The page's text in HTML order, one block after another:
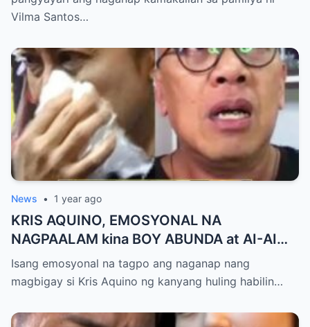
Milestone ng Anak! Netizens Kinilig at Na-
Vilma Santos…
News • 1 year ago
KRIS AQUINO, EMOSYONAL NA
NAGPAALAM kina BOY ABUNDA at AI-AI
DELAS ALAS! Huling Habilin ng Queen of
All Media, NAGPAIYAK sa Buong Bayan —
Pagpapatawad, Isiniwalat na!
Isang emosyonal na tagpo ang naganap nang
magbigay si Kris Aquino ng kanyang huling habilin…